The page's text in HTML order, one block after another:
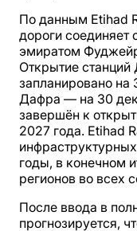
По данным Etihad
дороги соединяет
эмиратом
Открытие
запланировано на
Дафра — на 30
завершён к
2027 года. Etihad
годы, в конечном
регионов во всех
После ввода в
прогнозируется,